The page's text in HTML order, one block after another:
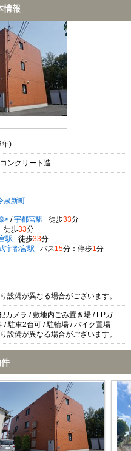
情報
年)
ンクリート造
泉新町
> / 宇都宮駅 徒歩33分
徒歩33分
駅 徒歩33分
宇都宮駅 バス 15分：停歩1 分
設備が異なる場合がございます。
カメラ / 敷地内ごみ置き場 / LPガ
/ 駐車2台可 / 駐輪場 / バイク置場
設備が異なる場合がございます。